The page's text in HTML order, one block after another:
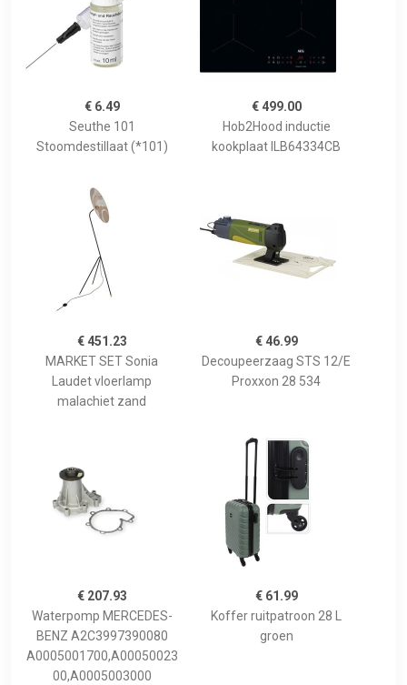
€ 6.49
Seuthe 101
Stoomdestillaat (*101)
€ 499.00
Hob2Hood inductie
kookplaat ILB64334CB
€ 451.23
MARKET SET Sonia
Laudet vloerlamp
malachiet zand
€ 46.99
Decoupeerzaag STS 12/E
Proxxon 28 534
€ 207.93
Waterpomp MERCEDES-
BENZ A2C3997390080
A0005001700,A00050023
00,A0005003000
€ 61.99
Koffer ruitpatroon 28 L
groen